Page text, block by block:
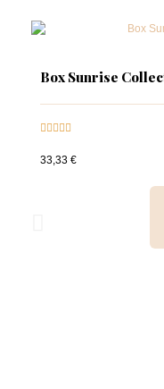
Box Sunrise

33,33 €